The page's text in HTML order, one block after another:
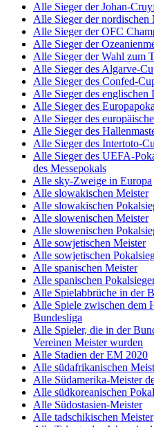
Alle Sieger der Johan-
Alle Sieger der nordischen
Alle Sieger der OFC
Alle Sieger der
Alle Sieger der Wahl zum
Alle Sieger des Algarve-
Alle Sieger des Confed-
Alle Sieger des englischen
Alle Sieger des
Alle Sieger des
Alle Sieger des
Alle Sieger des Intertoto-
Alle Sieger des UEFA-
des Messepokals
Alle sky-Zweige in Europa
Alle slowakischen Meister
Alle slowakischen
Alle slowenischen Meister
Alle slowenischen
Alle sowjetischen Meister
Alle sowjetischen
Alle spanischen Meister
Alle spanischen
Alle Spielabbrüche in der
Alle Spiele zwischen dem
Bundesliga
Alle Spieler, die in der
Vereinen Meister wurden
Alle Stadien der EM 2020
Alle südafrikanischen
Alle Südamerika-Meister
Alle südkoreanischen
Alle Südostasien-Meister
Alle tadschikischen Meister